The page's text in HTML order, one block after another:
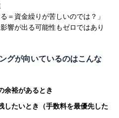
＝資金繰りが苦しいのでは？」
響が出る可能性もゼロではあり
グが向いているのはこんな
余裕があるとき
したいとき（手数料を最優先した